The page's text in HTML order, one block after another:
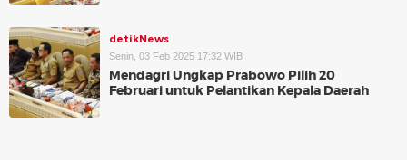
detikNews
Senin, 03 Feb 2025 17:32 WIB
Mendagri Ungkap Prabowo Pilih 20
Februari untuk Pelantikan Kepala Daerah